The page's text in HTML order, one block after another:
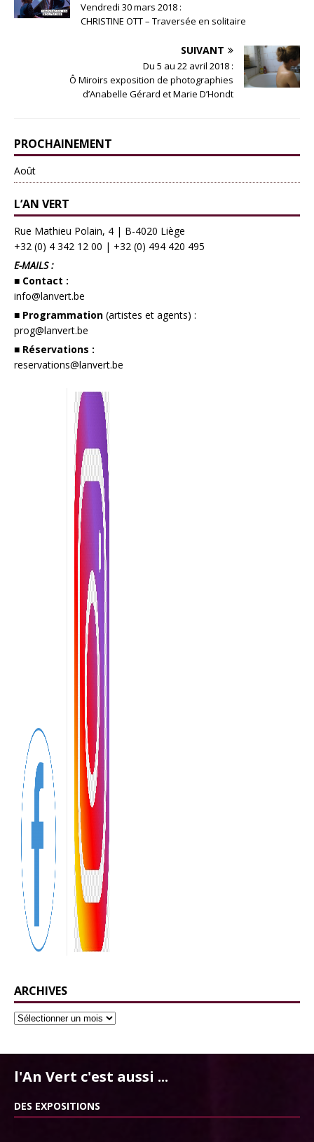
Vendredi 30 mars 2018 :
CHRISTINE OTT – Traversée en solitaire
SUIVANT
Du 5 au 22 avril 2018 :
Ô Miroirs exposition de photographies
d’Anabelle Gérard et Marie D’Hondt
PROCHAINEMENT
Août
L’AN VERT
Rue Mathieu Polain, 4 | B-4020 Liège
+32 (0) 4 342 12 00 | +32 (0) 494 420 495
E-MAILS :
■ Contact :
info@lanvert.be
■ Programmation (artistes et agents) :
prog@lanvert.be
■ Réservations :
reservations@lanvert.be
ARCHIVES
l'An Vert c'est aussi ...
DES EXPOSITIONS